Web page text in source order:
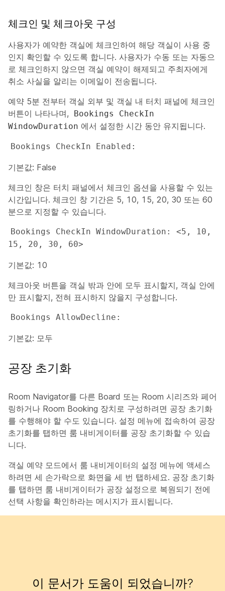
체크인 및 체크아웃 구성
사용자가 예약한 객실에 체크인하여 해당 객실이 사용 중
인지 확인할 수 있도록 합니다. 사용자가 수동 또는 자동으
로 체크인하지 않으면 객실 예약이 해제되고 주최자에게
취소 사실을 알리는 이메일이 전송됩니다.
예약 5분 전부터 객실 외부 및 객실 내 터치 패널에 체크인
버튼이 나타나며,
Bookings CheckIn
WindowDuration 에서 설정한 시간 동안 유지됩니다.
Bookings CheckIn Enabled:
기본값: False
체크인 창은 터치 패널에서 체크인 옵션을 사용할 수 있는
시간입니다. 체크인 창 기간은 5, 10, 15, 20, 30 또는 60
분으로 지정할 수 있습니다.
Bookings CheckIn WindowDuration: <5, 10,
15, 20, 30, 60>
기본값: 10
체크아웃 버튼을 객실 밖과 안에 모두 표시할지, 객실 안에
만 표시할지, 전혀 표시하지 않을지 구성합니다.
Bookings AllowDecline:
기본값: 모두
공장 초기화
Room Navigator를 다른 Board 또는 Room 시리즈와 페어
링하거나 Room Booking 장치로 구성하려면 공장 초기화
를 수행해야 할 수도 있습니다. 설정 메뉴에 접속하여 공장
초기화를 탭하면 룸 내비게이터를 공장 초기화할 수 있습
니다.
객실 예약 모드에서 룸 내비게이터의 설정 메뉴에 액세스
하려면 세 손가락으로 화면을 세 번 탭하세요. 공장 초기화
를 탭하면 룸 내비게이터가 공장 설정으로 복원되기 전에
선택 사항을 확인하라는 메시지가 표시됩니다.
이 문서가 도움이 되었습니까?